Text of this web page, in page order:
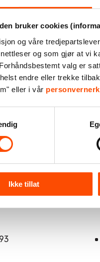
bruker cookies
og våre
og som gjør at vi
valg er
endre eller trekke
eller i vår
Ikke tillat
,
, Karmøy
Mysen
Odda